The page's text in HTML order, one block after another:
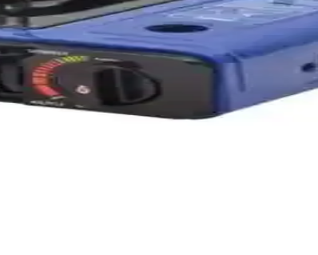
Esnek yapısı sayesinde alan tasarrufu yapar ve
bir mutfak çözümüdür. Hafif tasarımı ve kolay bakım
Çözümler
pratik çözümler sunuyoruz.
ve kullanım alanlarına göre en uygun seçeneği